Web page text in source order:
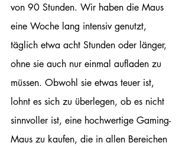
von 90 Stunden. Wir haben die Maus
eine Woche lang intensiv genutzt,
täglich etwa acht Stunden oder länger,
ohne sie auch nur einmal aufladen zu
müssen. Obwohl sie etwas teuer ist,
lohnt es sich zu überlegen, ob es nicht
sinnvoller ist, eine hochwertige Gaming-
Maus zu kaufen, die in allen Bereichen